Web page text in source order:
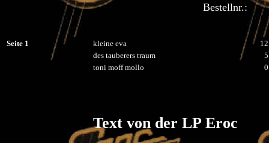
Bestellnr.:
Seite 1 kleine eva
des tauberers traum
toni moff mollo
Text von der LP Eroc